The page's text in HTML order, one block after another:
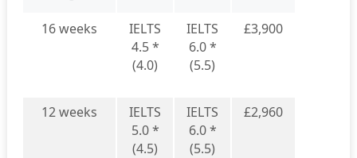
16 weeks
IELTS
4.5 *
(4.0)
IELTS
6.0 *
(5.5)
£3,900
12 weeks
IELTS
5.0 *
(4.5)
IELTS
6.0 *
(5.5)
£2,960